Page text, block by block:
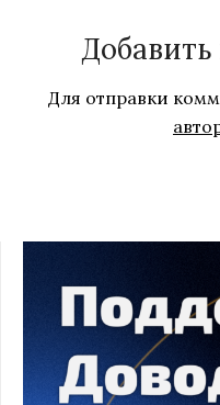
Для отправки